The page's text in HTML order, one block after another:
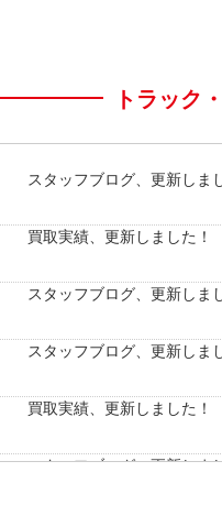
トラック
スタッフブログ、更新しま
買取実績、更新しました！
スタッフブログ、更新しま
スタッフブログ、更新しま
買取実績、更新しました！
スタッフブログ、更新しま